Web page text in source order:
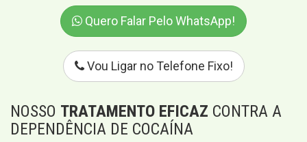
Quero Falar Pelo WhatsApp!
Vou Ligar no Telefone Fixo!
NOSSO TRATAMENTO EFICAZ CONTRA A
DEPENDÊNCIA DE COCAÍNA